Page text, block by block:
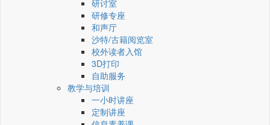
研讨室
研修专座
和声厅
沙特/古籍阅览室
校外读者入馆
3D打印
自助服务
教学与培训
一小时讲座
定制讲座